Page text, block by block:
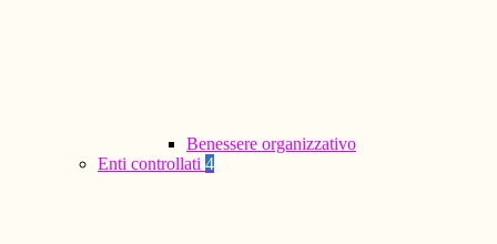
Benessere organizzativo
Enti controllati 4